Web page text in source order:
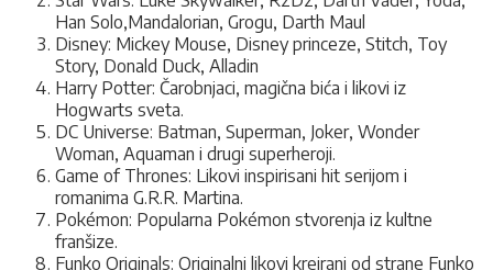
Han Solo,Mandalorian, Grogu, Darth Maul
Disney: Mickey Mouse, Disney princeze, Stitch, Toy
Story, Donald Duck, Alladin
Harry Potter: Čarobnjaci, magična bića i likovi iz
Hogwarts sveta.
DC Universe: Batman, Superman, Joker, Wonder
Woman, Aquaman i drugi superheroji.
Game of Thrones: Likovi inspirisani hit serijom i
romanima G.R.R. Martina.
Pokémon: Popularna Pokémon stvorenja iz kultne
franšize.
Funko Originals: Originalni likovi kreirani od strane Funko